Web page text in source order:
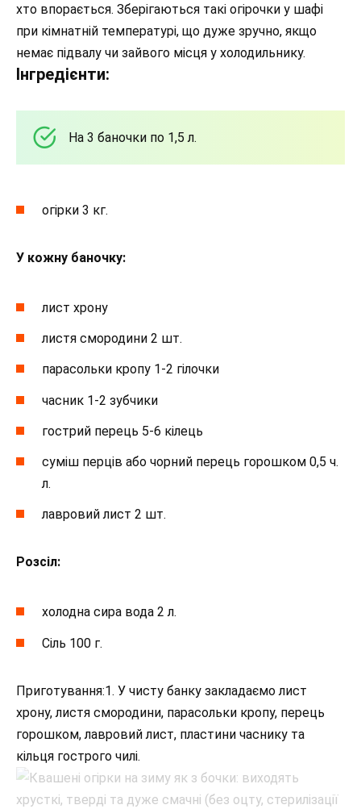
хто впорається. Зберігаються такі огірочки у шафі
при кімнатній температурі, що дуже зручно, якщо
немає підвалу чи зайвого місця у холодильнику.
Інгредієнти:
На 3 баночки по 1,5 л.
огірки 3 кг.
У кожну баночку:
лист хрону
листя смородини 2 шт.
парасольки кропу 1-2 гілочки
часник 1-2 зубчики
гострий перець 5-6 кілець
суміш перців або чорний перець горошком 0,5 ч.
л.
лавровий лист 2 шт.
Розсіл:
холодна сира вода 2 л.
Сіль 100 г.
Приготування:1. У чисту банку закладаємо лист
хрону, листя смородини, парасольки кропу, перець
горошком, лавровий лист, пластини часнику та
кільця гострого чилі.